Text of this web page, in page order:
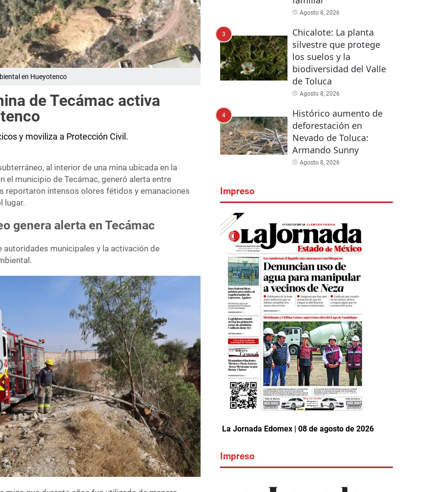
en Hueyotenco
de Tecámac activa
y moviliza a Protección Civil.
al interior de una mina ubicada en la
el municipio de Tecámac, generó alerta entre
reportaron intensos olores fétidos y emanaciones
lugar.
genera alerta en Tecámac
autoridades municipales y la activación de
Agosto 8, 2026
3
Chicalote: La planta
silvestre que protege
los suelos y la
biodiversidad del Valle
de Toluca
Agosto 8, 2026
4
Histórico aumento de
deforestación en
Nevado de Toluca:
Armando Sunny
Agosto 8, 2026
Impreso
La Jornada Edomex | 08 de agosto de 2026
Impreso